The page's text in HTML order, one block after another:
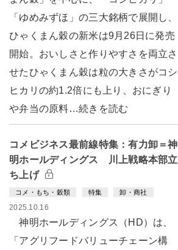
「ゆめみずほ」の三大銘柄で展開し、
ひゃくまん穀の新米は9月26日に発売
開始。おいしさと作りやすさを両立さ
せたひゃくまん穀は粒の大きさがコシ
ヒカリの約1.2倍にも上り、おにぎり
や弁当の原料…続きを読む
コメビジネス最前線特集：有力卸＝神
明ホールディングス 川上戦略本部立
ち上げ
コメ・もち・穀類 特集 卸・商社
2025.10.16
神明ホールディングス（HD）は、
「アグリフードバリューチェーン構